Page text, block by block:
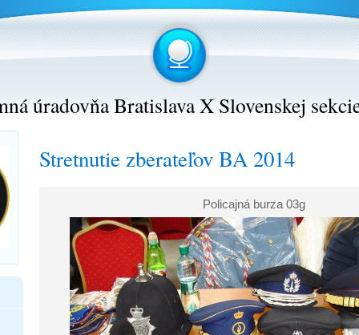
úradovňa Bratislava X Slovenskej
Stretnutie zberateľov BA 2014
Policajná burza 03g